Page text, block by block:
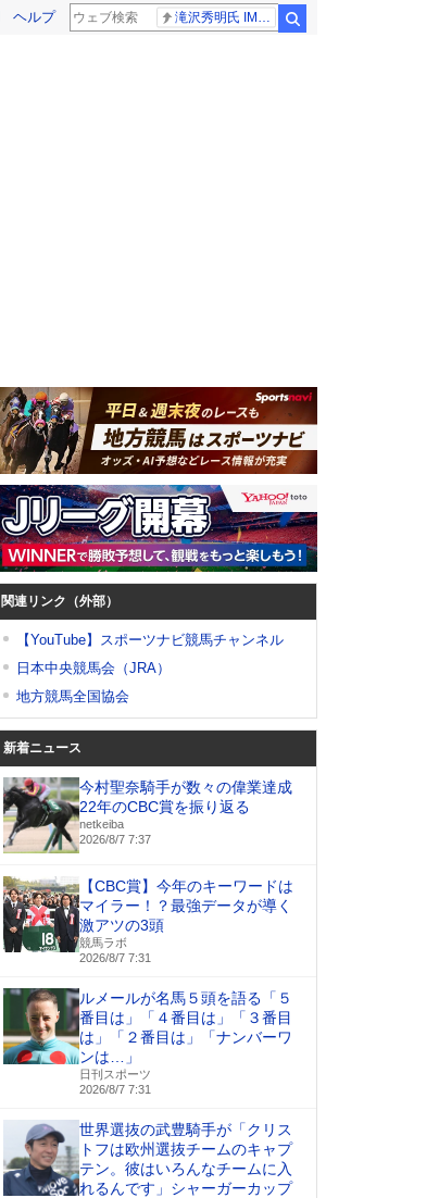
ヘルプ
関連リンク（外部）
【YouTube】スポーツナビ競馬チャンネル
日本中央競馬会（JRA）
地方競馬全国協会
新着ニュース
今村聖奈騎手が数々の偉業達成
22年のCBC賞を振り返る
netkeiba
2026/8/7 7:37
【CBC賞】今年のキーワードは
マイラー！？最強データが導く
激アツの3頭
競馬ラボ
2026/8/7 7:31
ルメールが名馬５頭を語る「５
番目は」「４番目は」「３番目
は」「２番目は」「ナンバーワ
ンは…」
日刊スポーツ
2026/8/7 7:31
世界選抜の武豊騎手が「クリス
トフは欧州選抜チームのキャプ
テン。彼はいろんなチームに入
れるんです」シャーガーカップ